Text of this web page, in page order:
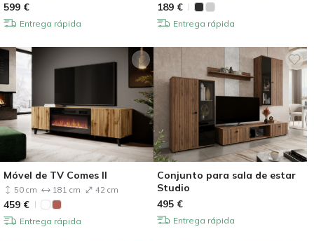
599 €
Entrega rápida
189 €
Entrega rápida
Móvel de TV Comes II
50 cm 181 cm 42 cm
459 €
Entrega rápida
Conjunto para sala de estar
Studio
495 €
Entrega rápida